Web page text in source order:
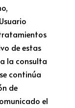
de estas
la consulta
continúa
de
el